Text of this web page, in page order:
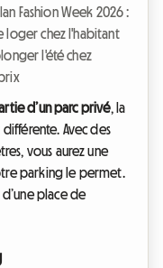
Fashion Week 2026 :
loger chez l'habitant
l'été chez
d’un parc privé, la
Avec des
vous aurez une
parking le permet.
place de